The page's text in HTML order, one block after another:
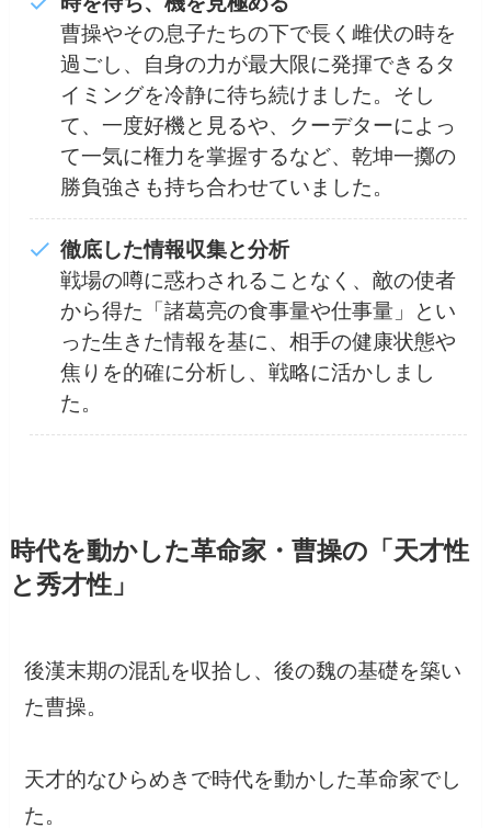
曹操やその息子たちの下で長く雌伏の時を
過ごし、自身の力が最大限に発揮できるタ
イミングを冷静に待ち続けました。そし
て、一度好機と見るや、クーデターによっ
て一気に権力を掌握するなど、乾坤一擲の
勝負強さも持ち合わせていました。
徹底した情報収集と分析
戦場の噂に惑わされることなく、敵の使者
から得た「諸葛亮の食事量や仕事量」とい
った生きた情報を基に、相手の健康状態や
焦りを的確に分析し、戦略に活かしまし
た。
時代を動かした革命家・曹操の「天才性
と秀才性」
後漢末期の混乱を収拾し、後の魏の基礎を築い
た曹操。
天才的なひらめきで時代を動かした革命家でし
た。